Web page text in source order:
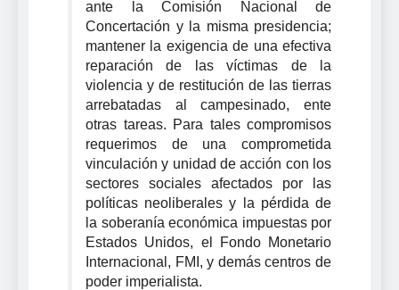
ante la Comisión Nacional de
Concertación y la misma presidencia;
mantener la exigencia de una efectiva
reparación de las víctimas de la
violencia y de restitución de las tierras
arrebatadas al campesinado, ente
otras tareas. Para tales compromisos
requerimos de una comprometida
vinculación y unidad de acción con los
sectores sociales afectados por las
políticas neoliberales y la pérdida de
la soberanía económica impuestas por
Estados Unidos, el Fondo Monetario
Internacional, FMI, y demás centros de
poder imperialista.